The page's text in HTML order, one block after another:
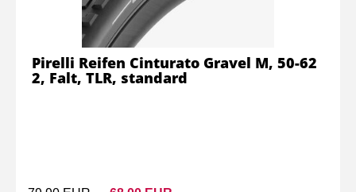
Pirelli Reifen Cinturato Gravel M, 50-62
2, Falt, TLR, standard